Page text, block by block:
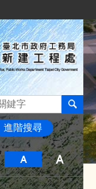
進階搜尋